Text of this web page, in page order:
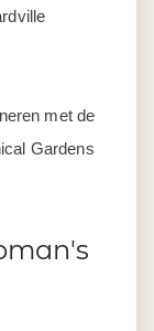
met de
Gardens